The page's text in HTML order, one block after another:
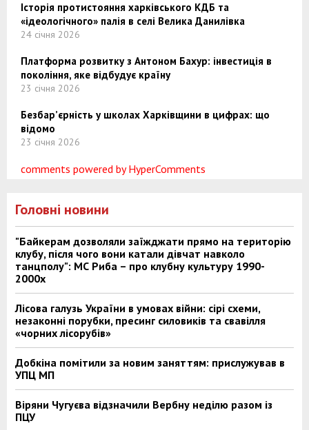
Історія протистояння харківського КДБ та
«ідеологічного» палія в селі Велика Данилівка
24 січня 2026
Платформа розвитку з Антоном Бахур: інвестиція в
покоління, яке відбудує країну
23 січня 2026
Безбар’єрність у школах Харківщини в цифрах: що
відомо
23 січня 2026
comments powered by HyperComments
Головні новини
"Байкерам дозволяли заїжджати прямо на територію
клубу, після чого вони катали дівчат навколо
танцполу": МС Риба – про клубну культуру 1990-
2000х
Лісова галузь України в умовах війни: сірі схеми,
незаконні порубки, пресинг силовиків та свавілля
«чорних лісорубів»
Добкіна помітили за новим заняттям: прислужував в
УПЦ МП
Віряни Чугуєва відзначили Вербну неділю разом із
ПЦУ